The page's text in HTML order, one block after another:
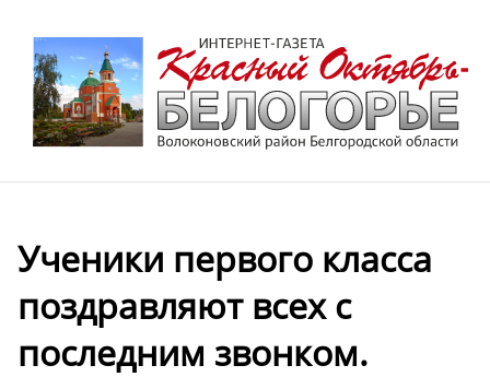
Ученики первого класса
поздравляют всех с
последним звонком.